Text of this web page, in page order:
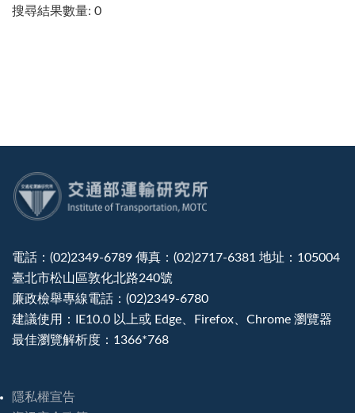
搜尋結果數量: 0
電話：(02)2349-6789 傳真：(02)2717-6381 地址：105004
臺北市松山區敦化北路240號
廉政檢舉專線電話：(02)2349-6780
建議使用：IE10.0 以上或 Edge、Firefox、Chrome 瀏覽器
最佳瀏覽解析度：1366*768
隱私權宣告